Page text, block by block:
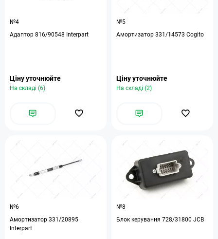
№4
Адаптор 816/90548 Interpart
Ціну уточнюйте
На складі (6)
№5
Амортизатор 331/14573 Cogito
Ціну уточнюйте
На складі (2)
№6
Амортизатор 331/20895
Interpart
№8
Блок керування 728/31800 JCB